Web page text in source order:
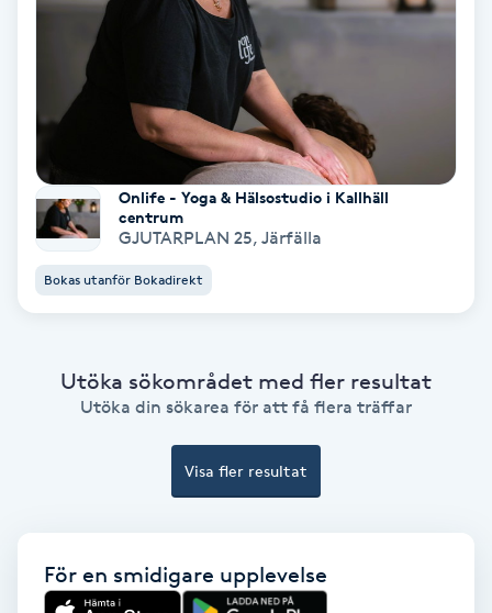
Färgning
Föning
Gel naglar
Gelenaglar
Gellack med förstärkning
Gruppträning
Onlife - Yoga & Hälsostudio i Kallhäll
centrum
GJUTARPLAN 25, Järfälla
Bokas utanför Bokadirekt
Utöka sökområdet med fler resultat
Utöka din sökarea för att få flera träffar
Visa fler resultat
För en smidigare upplevelse